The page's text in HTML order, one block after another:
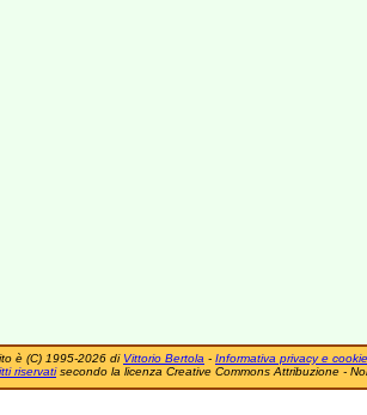
è (C) 1995-2026 di Vittorio Bertola - Informativa privacy e cookie
riservatisecondo la licenza Creative Commons Attribuzione -